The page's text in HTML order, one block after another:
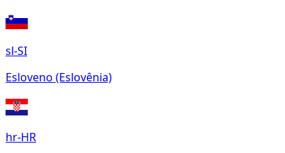
sl-SI
Esloveno (Eslovênia)
hr-HR